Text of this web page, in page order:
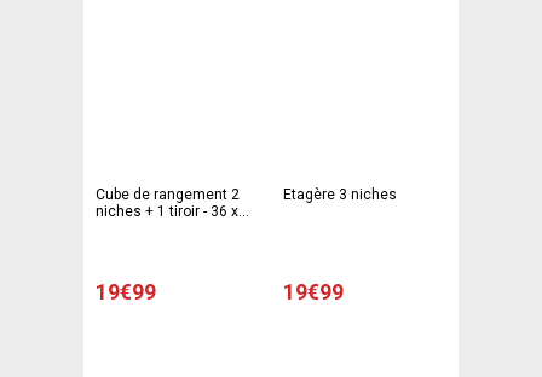
Cube de rangement 2
niches + 1 tiroir - 36 x
19€99
Etagère 3 niches
19€99